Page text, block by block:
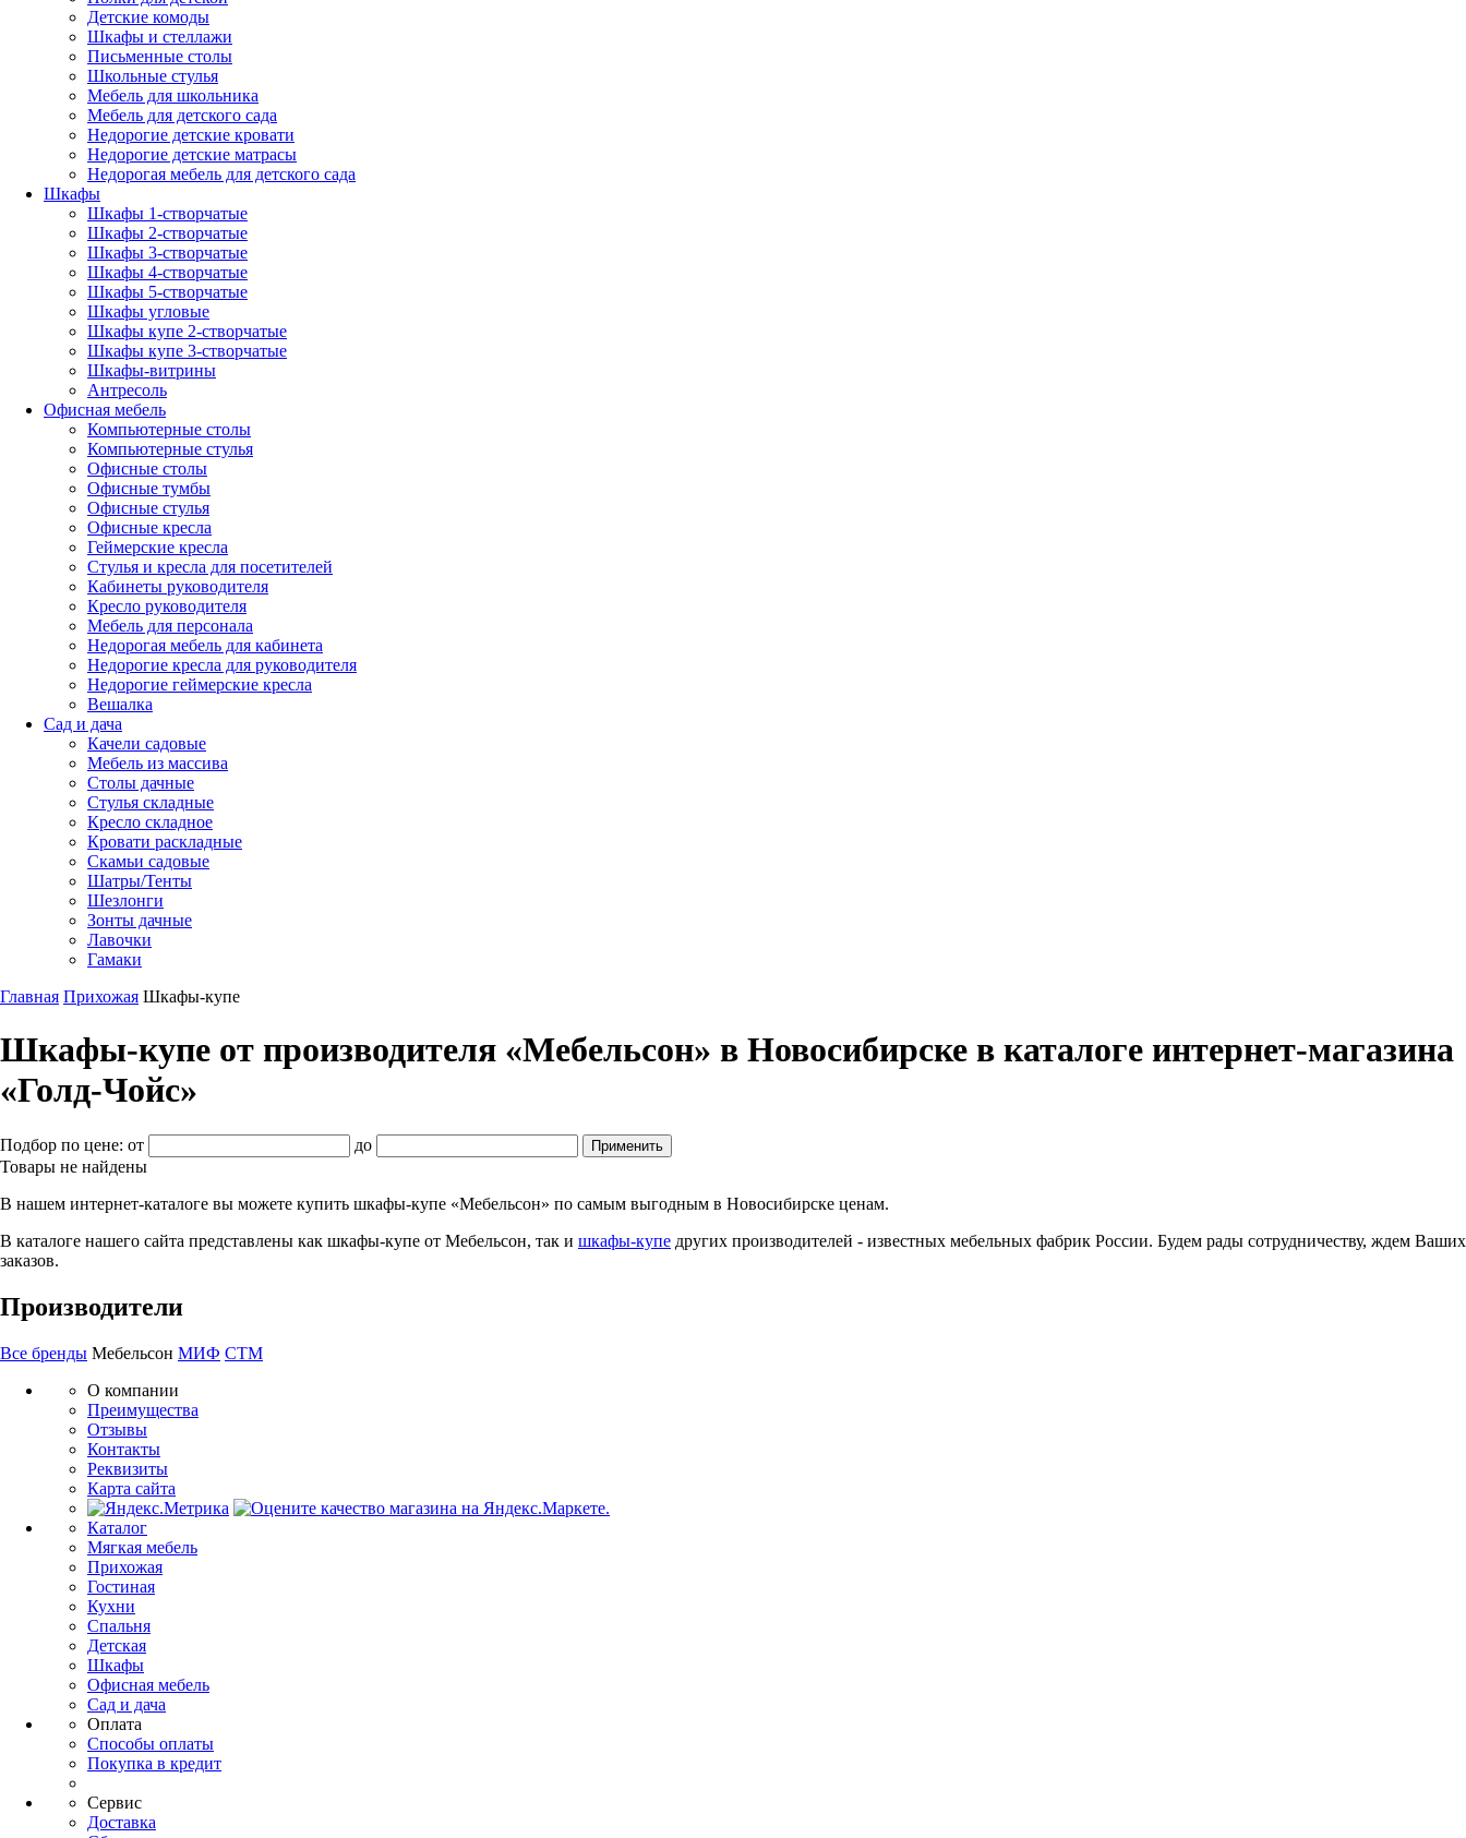
Детские комоды
Шкафы и стеллажи
Письменные столы
Школьные стулья
Мебель для школьника
Мебель для детского сада
Недорогие детские кровати
Недорогие детские матрасы
Недорогая мебель для детского сада
Шкафы
Шкафы 1-створчатые
Шкафы 2-створчатые
Шкафы 3-створчатые
Шкафы 4-створчатые
Шкафы 5-створчатые
Шкафы угловые
Шкафы купе 2-створчатые
Шкафы купе 3-створчатые
Шкафы-витрины
Антресоль
Офисная мебель
Компьютерные столы
Компьютерные стулья
Офисные столы
Офисные тумбы
Офисные стулья
Офисные кресла
Геймерские кресла
Стулья и кресла для посетителей
Кабинеты руководителя
Кресло руководителя
Мебель для персонала
Недорогая мебель для кабинета
Недорогие кресла для руководителя
Недорогие геймерские кресла
Вешалка
Сад и дача
Качели садовые
Мебель из массива
Столы дачные
Стулья складные
Кресло складное
Кровати раскладные
Скамьи садовые
Шатры/Тенты
Шезлонги
Зонты дачные
Лавочки
Гамаки
Главная Прихожая Шкафы-купе
Шкафы-купе от производителя «Мебельсон» в Новосибирске в каталоге интернет-магазина
«Голд-Чойс»
Подбор по цене: от
до
Товары не найдены
В нашем интернет-каталоге вы можете купить шкафы-купе «Мебельсон» по самым выгодным в Новосибирске ценам.
В каталоге нашего сайта представлены как шкафы-купе от Мебельсон, так и шкафы-купе других производителей - известных мебельных фабрик России. Будем рады сотрудничеству, ждем Ваших
заказов.
Производители
Все бренды Мебельсон МИФ СТМ
О компании
Преимущества
Отзывы
Контакты
Реквизиты
Карта сайта
Каталог
Мягкая мебель
Прихожая
Гостиная
Кухни
Спальня
Детская
Шкафы
Офисная мебель
Сад и дача
Оплата
Способы оплаты
Покупка в кредит
Сервис
Доставка